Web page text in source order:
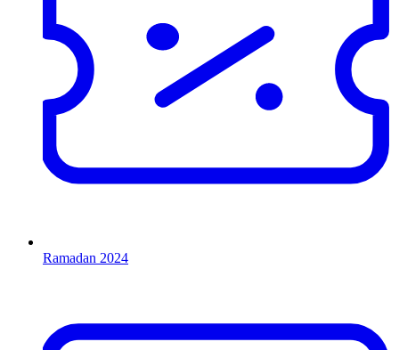
Ramadan 2024